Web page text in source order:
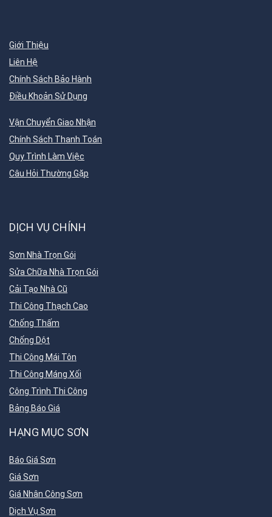
Giới Thiệu
Liên Hệ
Chính Sách Bảo Hành
Điều Khoản Sử Dụng
Vận Chuyển Giao Nhận
Chính Sách Thanh Toán
Quy Trình Làm Việc
Câu Hỏi Thường Gặp
DỊCH VỤ CHÍNH
Sơn Nhà Trọn Gói
Sửa Chữa Nhà Trọn Gói
Cải Tạo Nhà Cũ
Thi Công Thạch Cao
Chống Thấm
Chống Dột
Thi Công Mái Tôn
Thi Công Máng Xối
Công Trình Thi Công
Bảng Báo Giá
HẠNG MỤC SƠN
Báo Giá Sơn
Giá Sơn
Giá Nhân Công Sơn
Dịch Vụ Sơn